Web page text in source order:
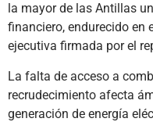
la mayor de las Antillas
financiero, endurecido en
ejecutiva firmada por el
La falta de acceso a
recrudecimiento afecta
generación de energía